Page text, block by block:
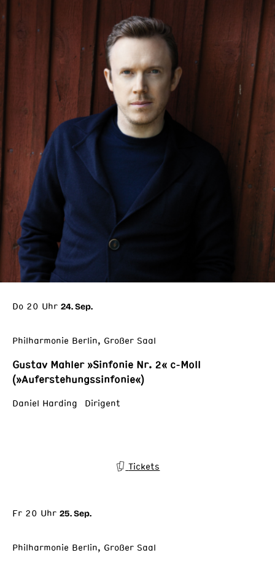
Do 20 Uhr 24. Sep.
Philharmonie Berlin, Großer Saal
Gustav Mahler »Sinfonie Nr. 2« c-Moll
(»Auferstehungssinfonie«)
Daniel Harding Dirigent
Tickets
Fr 20 Uhr 25. Sep.
Philharmonie Berlin, Großer Saal